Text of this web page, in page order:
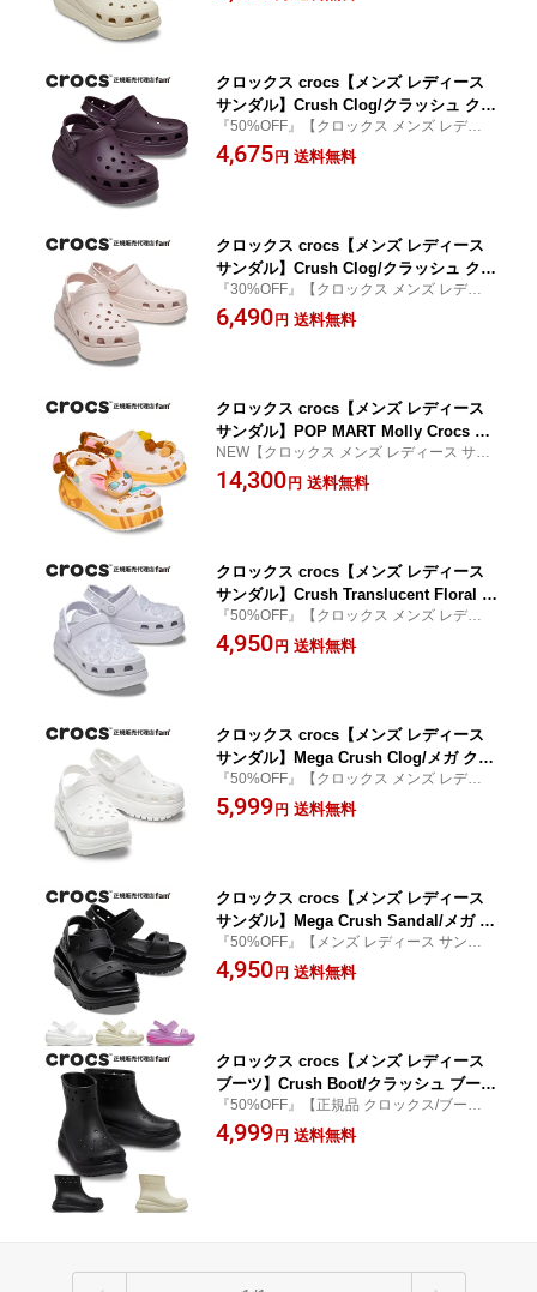
クロックス crocs【メンズ レディース
サンダル】Crush Clog/クラッシュ クロ
ッグ/207521-5CQ｜##
『50%OFF』【クロックス メンズ レディー
ス サンダル 厚底 ヒール】
4,675円 送料無料
クロックス crocs【メンズ レディース
サンダル】Crush Clog/クラッシュ クロ
ッグ/クォーツ｜##
『30%OFF』【クロックス メンズ レディー
ス サンダル 厚底 ヒール】
6,490円 送料無料
クロックス crocs【メンズ レディース
サンダル】POP MART Molly Crocs Cr
ush Clog/ポップマート モリー クロッ
クス クラッシュ クロッグ/212963-90H
NEW【クロックス メンズ レディース サン
ダル 厚底 ヒール キャラクター】
14,300円 送料無料
クロックス crocs【メンズ レディース
サンダル】Crush Translucent Floral Cl
og/クラッシュ トランスルーセント フロ
ーラル クロッグ/213121｜##
『50%OFF』【クロックス メンズ レディー
ス サンダル 厚底 クリア フラワー】
4,950円 送料無料
クロックス crocs【メンズ レディース
サンダル】Mega Crush Clog/メガ クラ
ッシュ クロッグ/ホワイト｜##
『50%OFF』【クロックス メンズ レディー
ス サンダル 厚底】
5,999円 送料無料
クロックス crocs【メンズ レディース
サンダル】Mega Crush Sandal/メガ ク
ラッシュ サンダル｜##
『50%OFF』【メンズ レディース サンダ
ル/厚底 大きいサイズ】
4,950円 送料無料
クロックス crocs【メンズ レディース
ブーツ】Crush Boot/クラッシュ ブーツ
｜##
『50%OFF』【正規品 クロックス/ブーツ/
メンズ レディース/厚底】
4,999円 送料無料